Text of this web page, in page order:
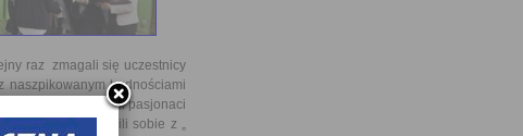
raz zmagali się uczestnicy
naszpikowanym trudnościami
swoich nauczycieli pasjonaci
świetnie poradzili sobie z „